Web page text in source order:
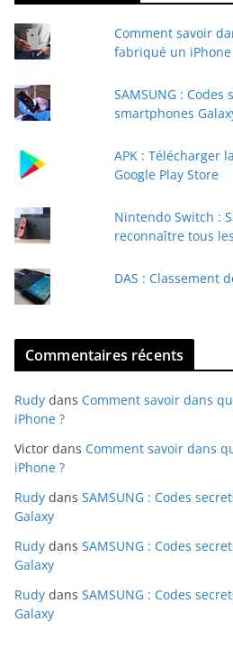
r
e
e
a
Comment savoir
fabriqué un iPhone
SAMSUNG : Codes
smartphones
APK : Télécharger
Google Play Store
Nintendo Switch :
reconnaître tous
DAS : Classement
Commentaires récents
Rudy dans Comment savoir dans
iPhone ?
Victor dans Comment savoir dans
iPhone ?
Rudy dans SAMSUNG : Codes
Galaxy
Rudy dans SAMSUNG : Codes
Galaxy
Rudy dans SAMSUNG : Codes
Galaxy